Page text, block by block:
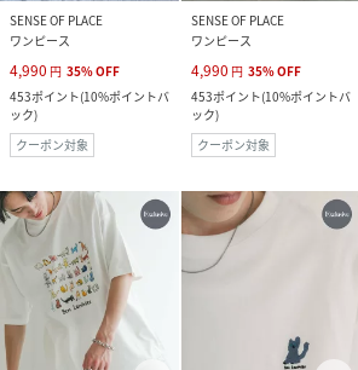
SENSE OF PLACE
ワンピース
4,990 円 35%OFF
453ポイント(10%ポイントバ
ック)
クーポン対象
SENSE OF PLACE
ワンピース
4,990 円 35%OFF
453ポイント(10%ポイントバ
ック)
クーポン対象